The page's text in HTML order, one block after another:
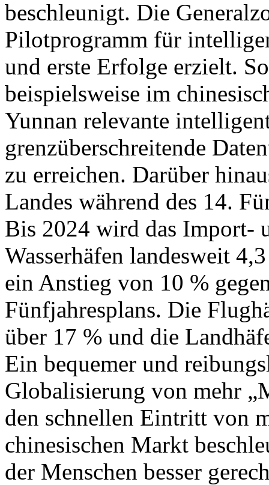
beschleunigt. Die
Pilotprogramm für
und erste Erfolge erzielt.
beispielsweise im
Yunnan relevante
grenzüberschreitende
zu erreichen. Darüber
Landes während des 14.
Bis 2024 wird das Import-
Wasserhäfen landesweit
ein Anstieg von 10 %
Fünfjahresplans. Die
über 17 % und die
Ein bequemer und
Globalisierung von mehr
den schnellen Eintritt von
chinesischen Markt
der Menschen besser